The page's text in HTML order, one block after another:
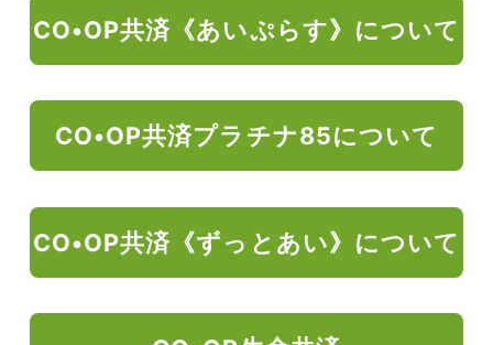
CO•OP共済《あいぷらす》について
CO•OP共済プラチナ85について
CO•OP共済《ずっとあい》について